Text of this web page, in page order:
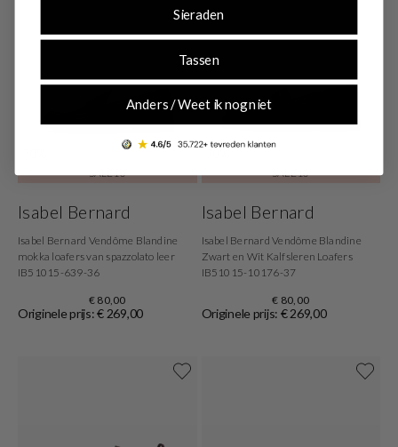
SALE10
Isabel Bernard
Isabel Bernard Vendôme Blandine
mokka loafers van spazzolato leer
IB51015-639-36
€ 80,00
Originele prijs: € 269,00
SALE10
Isabel Bernard
Isabel Bernard Vendôme Blandine
Zwart en Wit Kalfsleren Loafers
IB51015-10176-37
€ 80,00
Originele prijs: € 269,00
Sieraden
Tassen
Anders / Weet ik nog niet